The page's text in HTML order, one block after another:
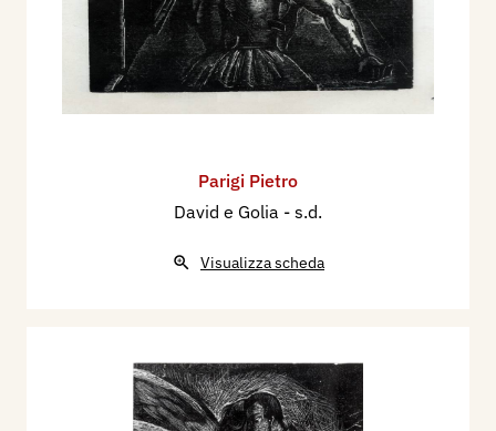
Parigi Pietro
David e Golia - s.d.
Visualizza scheda